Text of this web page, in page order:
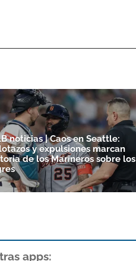
noticias | Caos en Seattle:
y expulsiones marcan
de los Marineros sobre los
apps: